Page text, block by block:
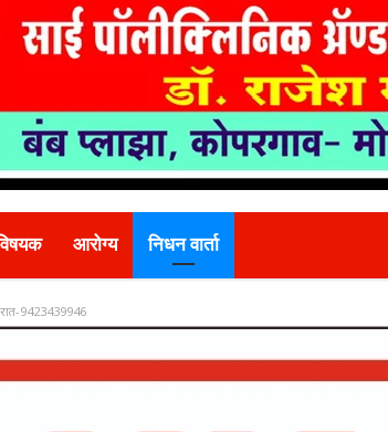
आरोग्य निधन वार्ता
9423439946